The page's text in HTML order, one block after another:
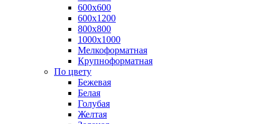
600х600
600х1200
800х800
1000х1000
Мелкоформатная
Крупноформатная
По цвету
Бежевая
Белая
Голубая
Желтая